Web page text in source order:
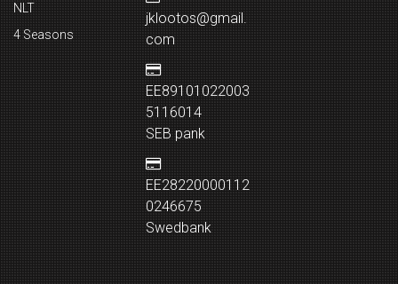
NLT
4 Seasons
jklootos@gmail.
com
EE89101022003
5116014
SEB pank
EE28220000112
0246675
Swedbank